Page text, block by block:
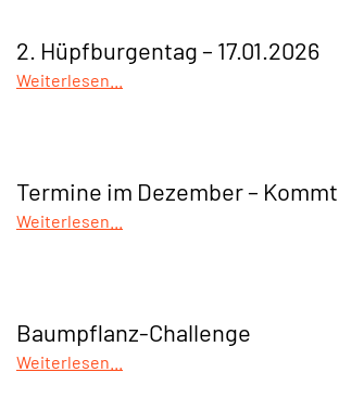
2. Hüpfburgentag – 17.01.2026
Weiterlesen...
Termine im Dezember –
Weiterlesen...
Baumpflanz-Challenge
Weiterlesen...